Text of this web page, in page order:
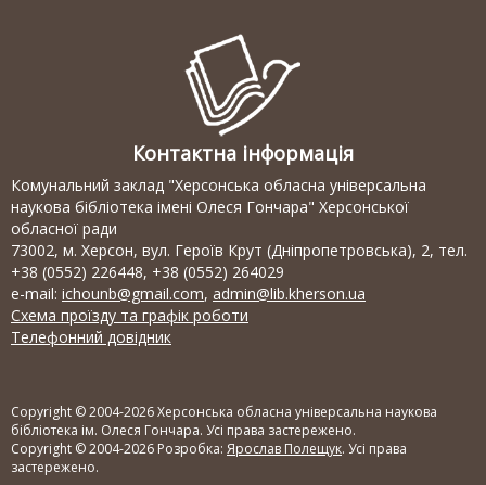
Контактна інформація
Комунальний заклад "Херсонська обласна універсальна
наукова бібліотека імені Олеся Гончара" Херсонської
обласної ради
73002, м. Херсон, вул. Героїв Крут (Дніпропетровська), 2, тел.
+38 (0552) 226448, +38 (0552) 264029
e-mail: ichounb@gmail.com, admin@lib.kherson.ua
Схема проїзду та графік роботи
Телефонний довідник
Copyright © 2004-2026 Херсонська обласна універсальна наукова
бібліотека ім. Олеся Гончара. Усі права застережено.
Copyright © 2004-2026 Розробка: Ярослав Полещук. Усі права
застережено.